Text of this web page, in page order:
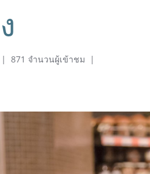
| 871 จำนวนผู้เข้าชม |